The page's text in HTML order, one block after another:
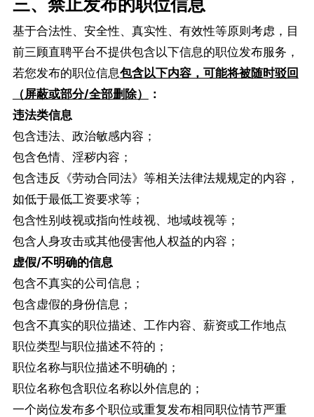
三、禁止发布的职位信息
基于合法性、安全性、真实性、有效性等原则考虑，目
前三顾直聘平台不提供包含以下信息的职位发布服务，
若您发布的职位信息包含以下内容，可能将被随时驳回
（屏蔽或部分/全部删除）
：
违法类信息
包含违法、政治敏感内容；
包含色情、淫秽内容；
包含违反《劳动合同法》等相关法律法规规定的内容，
如低于最低工资要求等；
包含性别歧视或指向性歧视、地域歧视等；
包含人身攻击或其他侵害他人权益的内容；
虚假/不明确的信息
包含不真实的公司信息；
包含虚假的身份信息；
包含不真实的职位描述、工作内容、薪资或工作地点
职位类型与职位描述不符的；
职位名称与职位描述不明确的；
职位名称包含职位名称以外信息的；
一个岗位发布多个职位或重复发布相同职位情节严重